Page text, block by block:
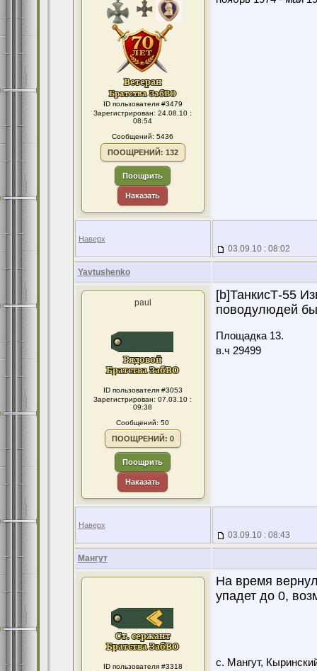
ID пользователя #3479
Зарегистрирован: 24.08.10 :
08:54
Сообщений: 5436
ПООЩРЕНИЙ: 132
Поощрить
Наказать
Наверх
03.09.10 : 08:02
Yavtushenko
paul
ID пользователя #3053
Зарегистрирован: 07.03.10 :
09:38
Сообщений: 50
ПООЩРЕНИЙ: 0
Поощрить
Наказать
[b]ТанкисТ-55
поводулюдей
Площадка 13.
в.ч 29499
Наверх
03.09.10 : 08:43
Мангут
ID пользователя #3318
На время
упадет до 0,
с. Мангут,